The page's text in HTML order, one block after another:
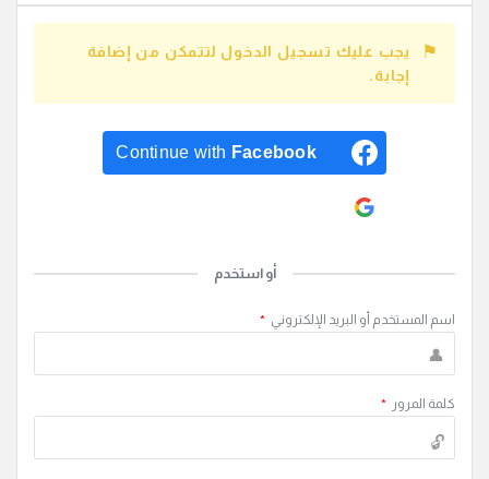
يجب عليك تسجيل الدخول لتتمكن من إضافة
إجابة.
Continue with Facebook
أو استخدم
اسم المستخدم أو البريد الإلكتروني *
كلمة المرور *